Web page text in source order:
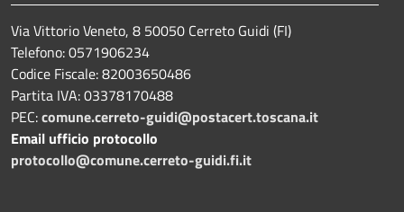
Via Vittorio Veneto, 8 50050 Cerreto Guidi (FI)
Telefono: 0571906234
Codice Fiscale: 82003650486
Partita IVA: 03378170488
PEC:comune.cerreto-guidi@postacert.toscana.it
Email ufficio protocollo
protocollo@comune.cerreto-guidi.fi.it